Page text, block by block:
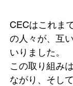
CECはこれま
の人々が、互
いりました。
この取り組み
ながり、そし